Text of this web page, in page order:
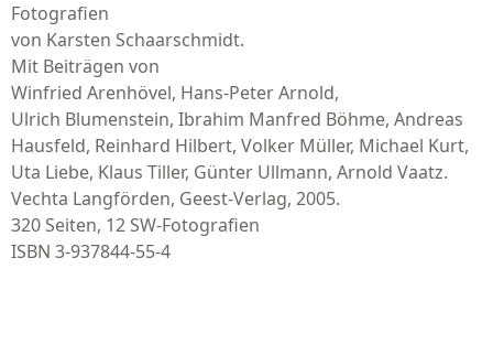
Fotografien
von Karsten Schaarschmidt.
Mit Beiträgen von
Winfried Arenhövel, Hans-Peter Arnold,
Ulrich Blumenstein, Ibrahim Manfred Böhme, Andreas
Hausfeld, Reinhard Hilbert, Volker Müller, Michael Kurt,
Uta Liebe, Klaus Tiller, Günter Ullmann, Arnold Vaatz.
Vechta Langförden, Geest-Verlag, 2005.
320 Seiten, 12 SW-Fotografien
ISBN 3-937844-55-4